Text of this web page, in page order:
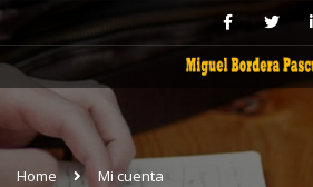
Home Mi cuenta